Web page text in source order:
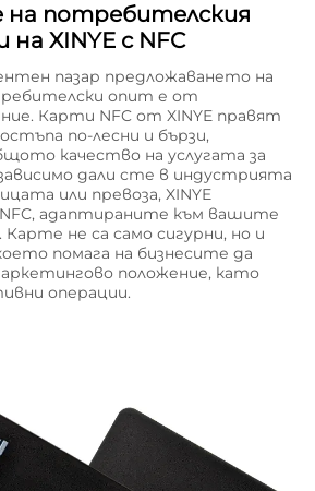
на потребителския
XINYE с NFC
пазар предложаването на
опит е от
Карти NFC от XINYE правят
по-лесни и бързи,
качество на услугата за
дали сте в индустрията
или превоза, XINYE
адаптираните към вашите
не са само сигурни, но и
помага на бизнесите да
положение, като
операции.